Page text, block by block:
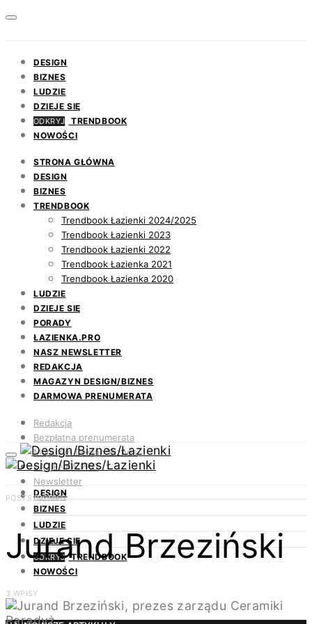
DESIGN
BIZNES
LUDZIE
DZIEJE SIĘ
ODKRYJ
TRENDBOOK
NOWOŚCI
STRONA GŁÓWNA
DESIGN
BIZNES
TRENDBOOK
Trendbook Łazienki 2024/2025
Trendbook Łazienki 2023
Trendbook Łazienki 2022
Trendbook Łazienka 2021
Trendbook Łazienka 2020
LUDZIE
DZIEJE SIĘ
PORADY
ŁAZIENKA.PRO
NASZ NEWSLETTER
REDAKCJA
MAGAZYN DESIGN/BIZNES
DARMOWA PRENUMERATA
Redakcja
Bezpłatna prenumerata
Magazyn Design/Biznes
ŁAZIENKA.PRO
Newsletter
Kontakt
DESIGN
BIZNES
LUDZIE
DZIEJE SIĘ
ODKRYJ TRENDBOOK
NOWOŚCI
POSTS BY TAG
Jurand Brzeziński
3 WPISY